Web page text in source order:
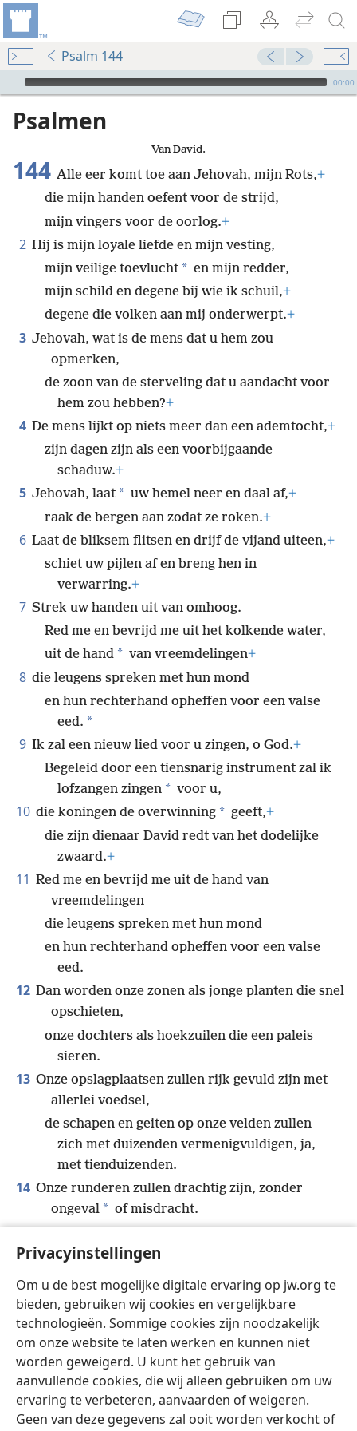
Privacyinstellingen
Om u de best mogelijke digitale ervaring op jw.org te
bieden, gebruiken wij cookies en vergelijkbare
technologieën. Sommige cookies zijn noodzakelijk
om onze website te laten werken en kunnen niet
worden geweigerd. U kunt het gebruik van
aanvullende cookies, die wij alleen gebruiken om uw
ervaring te verbeteren, aanvaarden of weigeren.
Geen van deze gegevens zal ooit worden verkocht of
Psalm 144
Audio Player
00:00
Psalmen
Van David.
144 Alle eer komt toe aan Jehovah, mijn Rots,+
die mijn handen oefent voor de strijd,
mijn vingers voor de oorlog.+
2 Hij is mijn loyale liefde en mijn vesting,
mijn veilige toevlucht * en mijn redder,
mijn schild en degene bij wie ik schuil,+
degene die volken aan mij onderwerpt.+
3 Jehovah, wat is de mens dat u hem zou
opmerken,
de zoon van de sterveling dat u aandacht voor
hem zou hebben?+
4 De mens lijkt op niets meer dan een ademtocht,+
zijn dagen zijn als een voorbijgaande
schaduw.+
5 Jehovah, laat * uw hemel neer en daal af,+
raak de bergen aan zodat ze roken.+
6 Laat de bliksem flitsen en drijf de vijand uiteen,+
schiet uw pijlen af en breng hen in
verwarring.+
7 Strek uw handen uit van omhoog.
Red me en bevrijd me uit het kolkende water,
uit de hand * van vreemdelingen+
8 die leugens spreken met hun mond
en hun rechterhand opheffen voor een valse
eed. *
9 Ik zal een nieuw lied voor u zingen, o God.+
Begeleid door een tiensnarig instrument zal ik
lofzangen zingen * voor u,
10 die koningen de overwinning * geeft,+
die zijn dienaar David redt van het dodelijke
zwaard.+
11 Red me en bevrijd me uit de hand van
vreemdelingen
die leugens spreken met hun mond
en hun rechterhand opheffen voor een valse
eed.
12 Dan worden onze zonen als jonge planten die snel
opschieten,
onze dochters als hoekzuilen die een paleis
sieren.
13 Onze opslagplaatsen zullen rijk gevuld zijn met
allerlei voedsel,
de schapen en geiten op onze velden zullen
zich met duizenden vermenigvuldigen, ja,
met tienduizenden.
14 Onze runderen zullen drachtig zijn, zonder
ongeval * of misdracht.
gejammer zijn.
15
Gelukkig het volk dat het zo vergaat!
Gelukkig het volk dat Jehovah als God heeft!
Nederlands Delen Instellingen
Copyright © 2026 Watch Tower Bible and Tract Society of Pennsylvania
Gebruiksvoorwaarden Privacybeleid Privacyinstellingen